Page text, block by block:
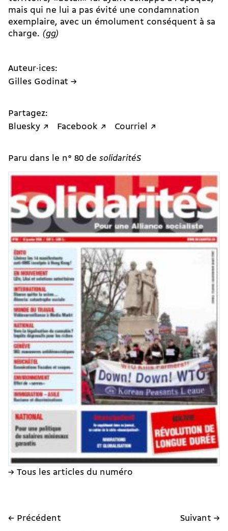
mais qui ne lui a pas évité une condamnation
exemplaire, avec un émolument conséquent à sa
charge. (gg)
Auteur·ices:
Gilles Godinat →
Partagez:
Bluesky ↗
Facebook ↗ Courriel ↗
Paru dans le n° 80 de solidaritéS
→ Tous les articles du numéro
← Précédent Suivant →